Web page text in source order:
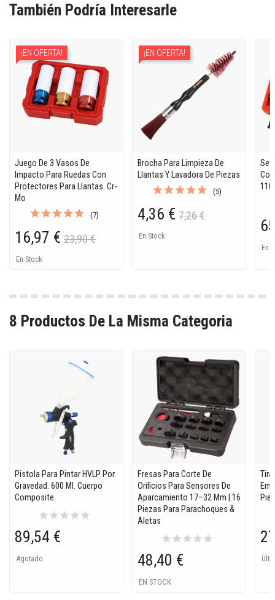
También Podría Interesarle
Juego De 3 Vasos De
Impacto Para Ruedas Con
Protectores Para Llantas. Cr-
Mo
(7)
16,97 € 23,90 €
En Stock
¡EN OFERTA!
Brocha Para Limpieza De
Llantas Y Lavadora De Piezas
(5)
4,36 € 7,26 €
En Stock
¡EN OFERTA!
Set
110
En
8 Productos De La Misma Categoria
Pistola Para Pintar HVLP Por
Gravedad. 600 Ml. Cuerpo
Composite
starstarstarstarstar
89,54 €
Agotado
Fresas Para Corte De
Orificios Para Sensores De
Aparcamiento 17–32 Mm | 16
Piezas Para Parachoques &
Aletas
starstarstarstarstar
48,40 €
EN STOCK